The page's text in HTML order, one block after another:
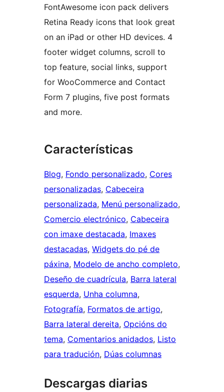
FontAwesome icon pack delivers
Retina Ready icons that look great
on an iPad or other HD devices. 4
footer widget columns, scroll to
top feature, social links, support
for WooCommerce and Contact
Form 7 plugins, five post formats
and more.
Características
Blog, Fondo personalizado, Cores
personalizadas, Cabeceira
personalizada, Menú personalizado
Comercio electrónico, Cabeceira
con imaxe destacada, Imaxes
destacadas, Widgets do pé de
páxina, Modelo de ancho completo
Deseño de cuadrícula, Barra lateral
esquerda, Unha columna
Fotografía, Formatos de artigo
Barra lateral dereita, Opcións do
tema, Comentarios anidados, Listo
para tradución, Dúas columnas
Descargas diarias